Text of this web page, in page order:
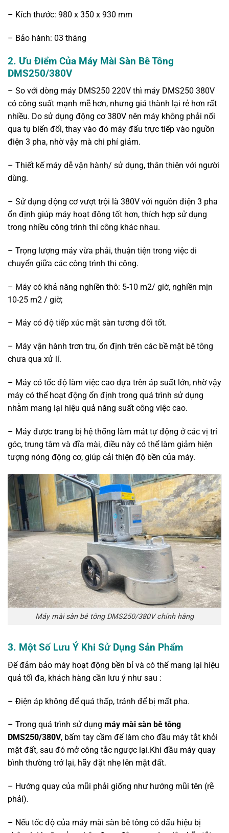
– Kích thước: 980 x 350 x 930 mm
– Bảo hành: 03 tháng
2. Ưu Điểm Của Máy Mài Sàn Bê Tông
DMS250/380V
– So với dòng máy DMS250 220V thì máy DMS250 380V
có công suất mạnh mẽ hơn, nhưng giá thành lại rẻ hơn rất
nhiều. Do sử dụng động cơ 380V nên máy không phải nối
qua tụ biến đổi, thay vào đó máy đấu trực tiếp vào nguồn
điện 3 pha, nhờ vậy mà chi phí giảm.
– Thiết kế máy dễ vận hành/ sử dụng, thân thiện với người
dùng.
– Sử dụng động cơ vượt trội là 380V với nguồn điện 3 pha
ổn định giúp máy hoạt đông tốt hơn, thích hợp sử dụng
trong nhiều công trình thi công khác nhau.
– Trọng lượng máy vừa phải, thuận tiện trong việc di
chuyển giữa các công trình thi công.
– Máy có khả năng nghiền thô: 5-10 m2/ giờ, nghiền mịn
10-25 m2 / giờ;
– Máy có độ tiếp xúc mặt sàn tương đối tốt.
– Máy vận hành trơn tru, ổn định trên các bề mặt bê tông
chưa qua xử lí.
– Máy có tốc độ làm việc cao dựa trên áp suất lớn, nhờ vậy
máy có thể hoạt động ổn định trong quá trình sử dụng
nhằm mang lại hiệu quả năng suất công việc cao.
– Máy được trang bị hệ thống làm mát tự động ở các vị trí
góc, trung tâm và đĩa mài, điều này có thể làm giảm hiện
tượng nóng động cơ, giúp cải thiện độ bền của máy.
Máy mài sàn bê tông DMS250/380V chính hãng
3. Một Số Lưu Ý Khi Sử Dụng Sản Phẩm
Để đảm bảo máy hoạt động bền bỉ và có thể mang lại hiệu
quả tối đa, khách hàng cần lưu ý như sau :
– Điện áp không để quá thấp, tránh để bị mất pha.
– Trong quá trình sử dụng máy mài sàn bê tông
DMS250/380V, bấm tay cầm để làm cho đầu máy tắt khỏi
mặt đất, sau đó mở công tắc ngược lại.Khi đầu máy quay
bình thường trở lại, hãy đặt nhẹ lên mặt đất.
– Hướng quay của mũi phải giống như hướng mũi tên (rẽ
phải).
– Nếu tốc độ của máy mài sàn bê tông có dấu hiệu bị